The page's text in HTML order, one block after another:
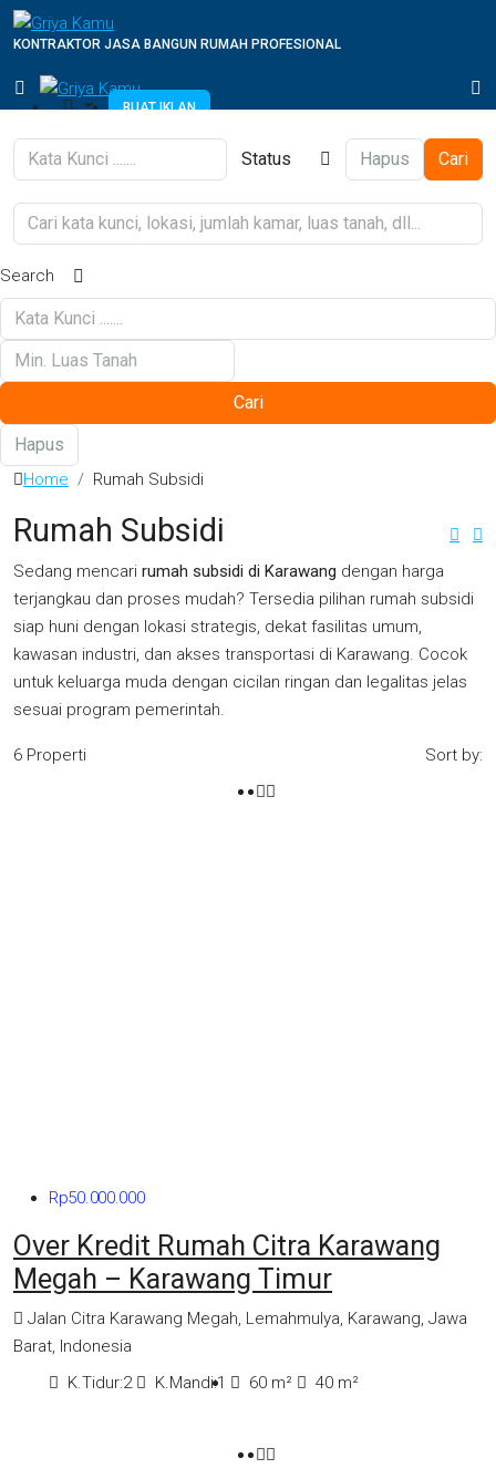
KONTRAKTOR JASA BANGUN RUMAH PROFESIONAL
BUAT IKLAN
Status Hapus Cari
Search
Cari
Hapus
Home Rumah Subsidi
Rumah Subsidi
Sedang mencari rumah subsidi di Karawang dengan harga
terjangkau dan proses mudah? Tersedia pilihan rumah subsidi
siap huni dengan lokasi strategis, dekat fasilitas umum,
kawasan industri, dan akses transportasi di Karawang. Cocok
untuk keluarga muda dengan cicilan ringan dan legalitas jelas
sesuai program pemerintah.
6 Properti Sort by:
Rp50.000.000
Over Kredit Rumah Citra Karawang
Megah – Karawang Timur
Jalan Citra Karawang Megah, Lemahmulya, Karawang, Jawa
Barat, Indonesia
K.Tidur:2 K.Mandi:1 60 m² 40 m²